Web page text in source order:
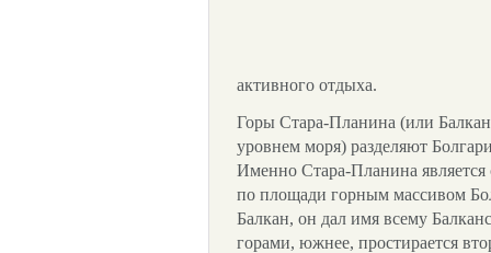
активного отдыха.
Горы Стара-Планина (или
уровнем моря) разделяют
Именно Стара-Планина
по площади горным массивом
Балкан, он дал имя всему
горами, южнее, простирается